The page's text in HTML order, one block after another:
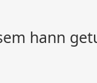
hann